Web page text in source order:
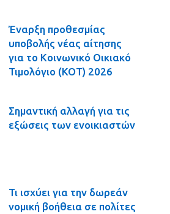
Έναρξη προθεσμίας
υποβολής νέας αίτησης
για το Κοινωνικό Οικιακό
Τιμολόγιο (ΚΟΤ) 2026
Σημαντική αλλαγή για τις
εξώσεις των ενοικιαστών
Τι ισχύει για την δωρεάν
νομική βοήθεια σε πολίτες